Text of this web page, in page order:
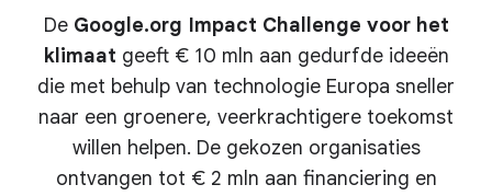
De Google.org Impact Challenge voor het
klimaat geeft € 10 mln aan gedurfde ideeën
die met behulp van technologie Europa sneller
naar een groenere, veerkrachtigere toekomst
willen helpen. De gekozen organisaties
ontvangen tot € 2 mln aan financiering en